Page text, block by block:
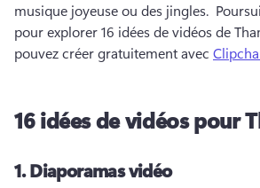
musique joyeuse ou des jingles.
pour explorer 16 idées de vidéos de
pouvez créer gratuitement avec
16 idées de vidéos pour
1.Diaporamas vidéo